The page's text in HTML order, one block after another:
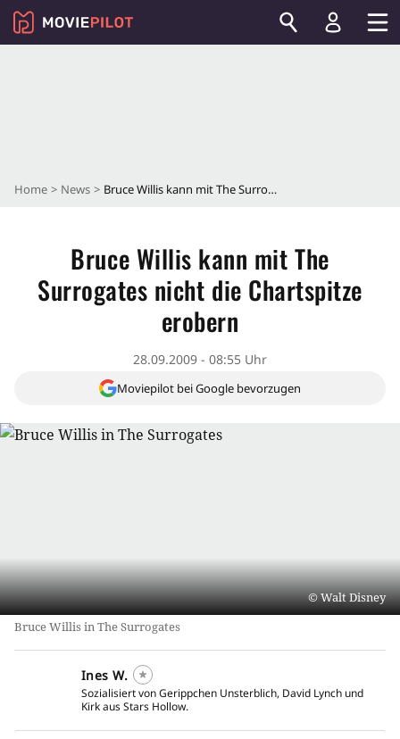
Home News Bruce Willis kann mit The Surrogates nicht die Chartspitze erobern
Bruce Willis kann mit The
Surrogates nicht die Chartspitze
erobern
28.09.2009 - 08:55 Uhr
Moviepilot bei Google bevorzugen
Walt Disney
Bruce Willis in The Surrogates
Ines W.
Sozialisiert von Gerippchen Unsterblich, David Lynch und
Kirk aus Stars Hollow.